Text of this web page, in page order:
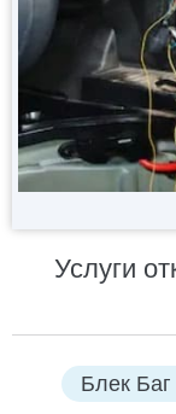
Услуги
Блек